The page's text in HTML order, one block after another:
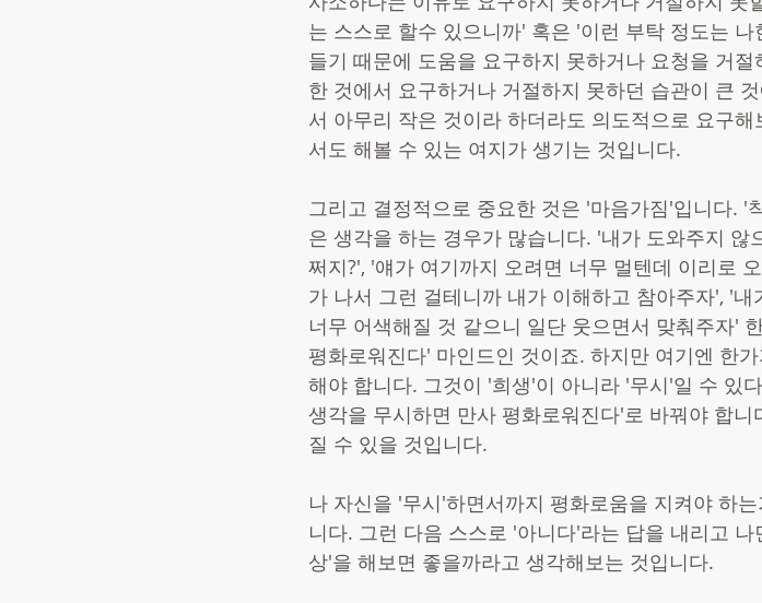
는 스스로 할수 있으니까' 혹은 '이런 부탁 정도는
들기 때문에 도움을 요구하지 못하거나 요청을 거
한 것에서 요구하거나 거절하지 못하던 습관이 큰
서 아무리 작은 것이라 하더라도 의도적으로 요구
서도 해볼 수 있는 여지가 생기는 것입니다.
그리고 결정적으로 중요한 것은 '마음가짐'입니다. '
은 생각을 하는 경우가 많습니다. '내가 도와주지
쩌지?', '얘가 여기까지 오려면 너무 멀텐데 이리로
가 나서 그런 걸테니까 내가 이해하고 참아주자', '
너무 어색해질 것 같으니 일단 웃으면서 맞춰주자'
평화로워진다' 마인드인 것이죠. 하지만 여기엔 한
해야 합니다. 그것이 '희생'이 아니라 '무시'일 수 있
생각을 무시하면 만사 평화로워진다'로 바꿔야 합
질 수 있을 것입니다.
나 자신을 '무시'하면서까지 평화로움을 지켜야 하
니다. 그런 다음 스스로 '아니다'라는 답을 내리고
상'을 해보면 좋을까라고 생각해보는 것입니다.